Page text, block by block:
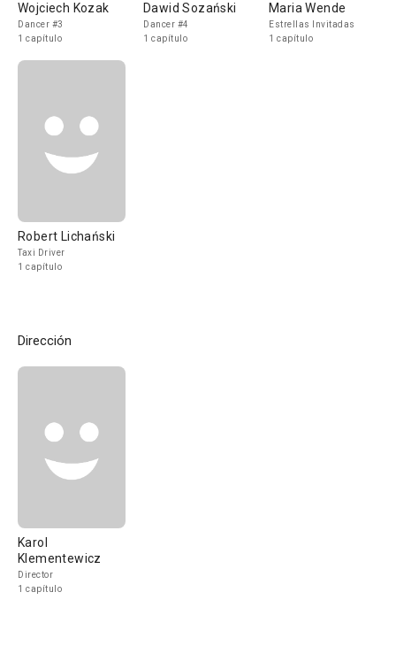
Wojciech Kozak
Dancer #3
1 capítulo
Dawid Sozański
Dancer #4
1 capítulo
Maria Wende
Estrellas Invitadas
1 capítulo
Robert Lichański
Taxi Driver
1 capítulo
Dirección
Karol
Klementewicz
Director
1 capítulo